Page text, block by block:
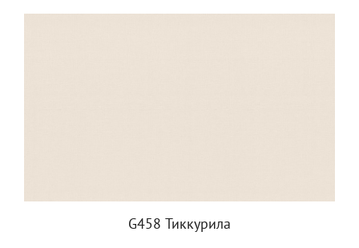
G458 Тиккурила